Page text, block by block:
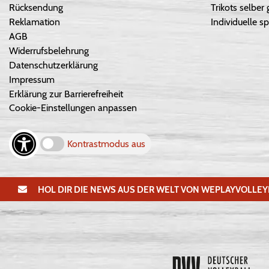
Rücksendung
Reklamation
AGB
Widerrufsbelehrung
Datenschutzerklärung
Impressum
Erklärung zur Barrierefreiheit
Cookie-Einstellungen anpassen
Kontrastmodus aus
Trikots selber
Individuelle
HOL DIR DIE NEWS AUS DER WELT VON